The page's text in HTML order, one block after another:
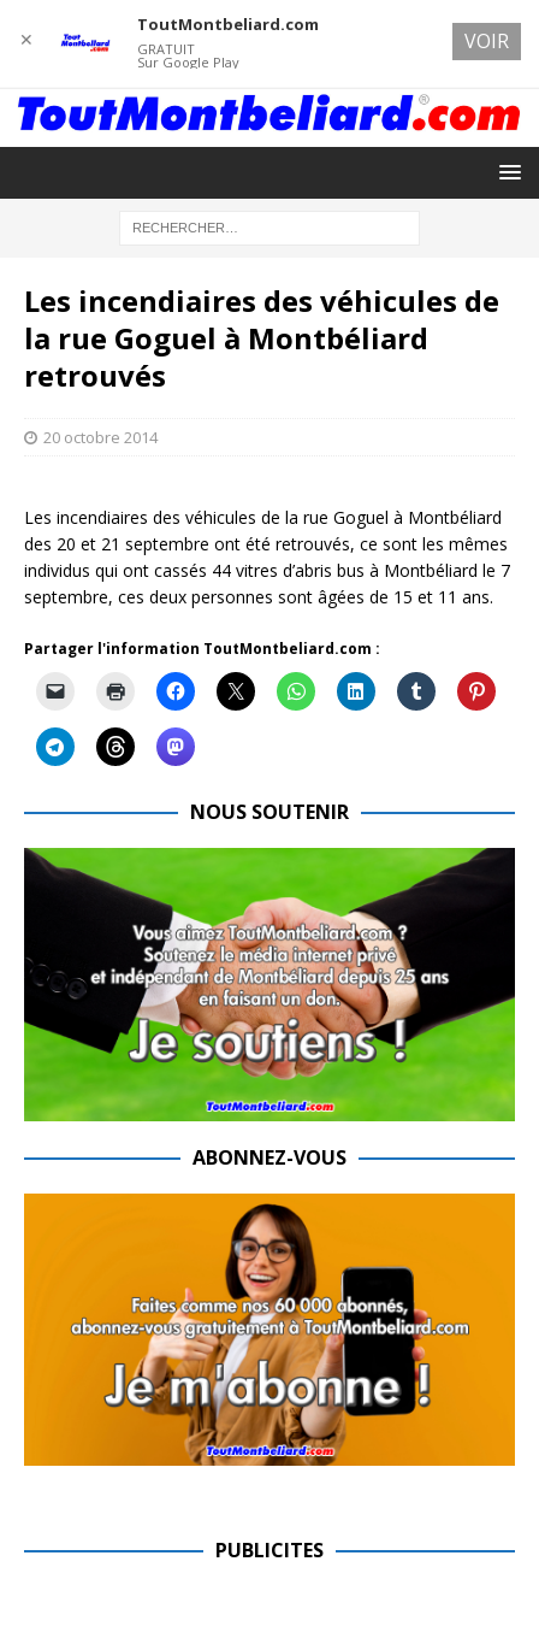
Les incendiaires des véhicules de
la rue Goguel à Montbéliard
retrouvés
20 octobre 2014
Les incendiaires des véhicules de la rue Goguel à Montbéliard
des 20 et 21 septembre ont été retrouvés, ce sont les mêmes
individus qui ont cassés 44 vitres d’abris bus à Montbéliard le 7
septembre, ces deux personnes sont âgées de 15 et 11 ans.
Partager l'information ToutMontbeliard.com :
NOUS SOUTENIR
ABONNEZ-VOUS
PUBLICITES
✕
ToutMontbeliard.com
GRATUIT
Sur Google Play
VOIR